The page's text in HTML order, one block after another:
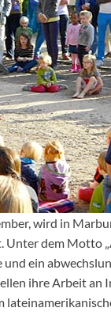
wird in
dem Motto
ein
ihre Arbeit an